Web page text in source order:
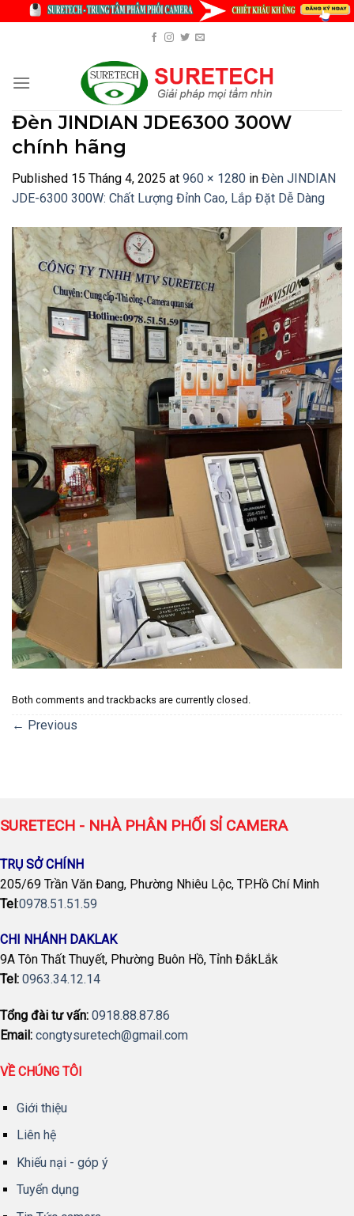
Đèn JINDIAN JDE6300 300W
chính hãng
Published 15 Tháng 4, 2025 at 960 × 1280 in Đèn JINDIAN
JDE-6300 300W: Chất Lượng Đỉnh Cao, Lắp Đặt Dễ Dàng
Both comments and trackbacks are currently closed.
← Previous
SURETECH - NHÀ PHÂN PHỐI SỈ CAMERA
TRỤ SỞ CHÍNH
205/69 Trần Văn Đang, Phường Nhiêu Lộc, TP.Hồ Chí Minh
Tel:0978.51.51.59
CHI NHÁNH DAKLAK
9A Tôn Thất Thuyết, Phường Buôn Hồ, Tỉnh ĐắkLắk
Tel: 0963.34.12.14
Tổng đài tư vấn: 0918.88.87.86
Email: congtysuretech@gmail.com
VỀ CHÚNG TÔI
Giới thiệu
Liên hệ
Khiếu nại - góp ý
Tuyển dụng